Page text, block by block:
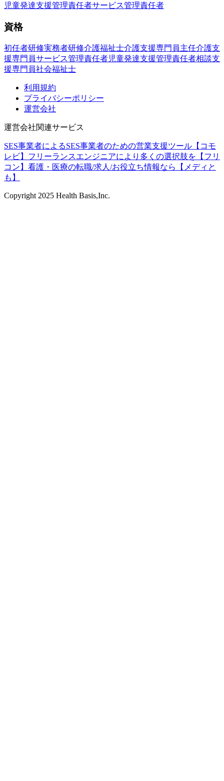
児童発達支援管理責任者サービス管理責任者
資格
初任者研修実務者研修介護福祉士介護支援専門員主任介護支
援専門員サービス管理責任者児童発達支援管理責任者相談支
援専門員社会福祉士
利用規約
プライバシーポリシー
運営会社
運営会社関連サービス
SES事業者によるSES事業者のための営業支援ツール【コモ
レビ】 フリーランスエンジニアにより多くの選択肢を【フリ
コン】 看護・医療の転職/求人/お役立ち情報なら【メディと
も】
Copyright 2025 Health Basis,Inc.